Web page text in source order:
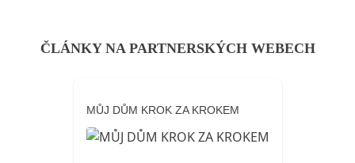
ČLÁNKY NA PARTNERSKÝCH WEBECH
MŮJ DŮM KROK ZA KROKEM